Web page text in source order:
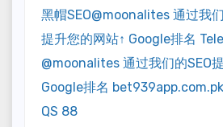
黑帽SEO@moonalites 通过我
提升您的网站↑ Google排名
@moonalites 通过我们的SEO
Google排名 bet939app.com.pk
QS 88